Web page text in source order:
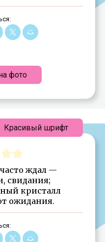
фото
ждал —
свидания;
кристалл
ожидания.
Красивый шрифт